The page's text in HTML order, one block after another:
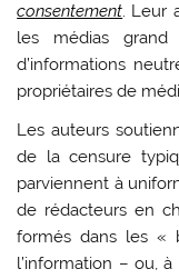
consentement. Leur
les médias
d’informations
propriétaires de
Les auteurs
de la censure
parviennent à
de rédacteurs en
formés dans les «
l’information – ou,